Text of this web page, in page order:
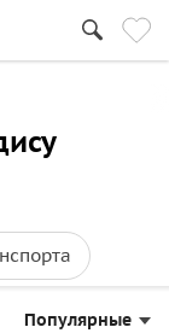
Популярные